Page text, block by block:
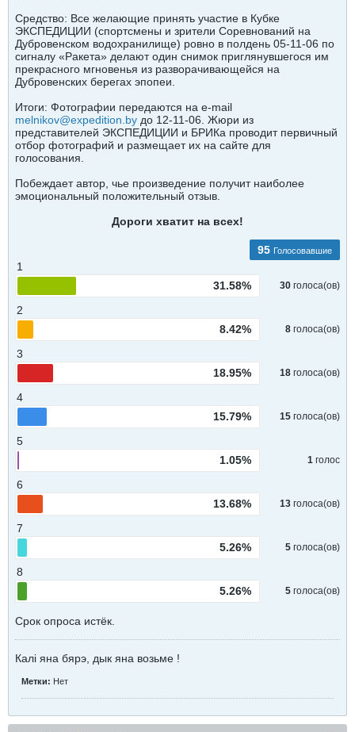
Средство: Все желающие принять участие в Кубке
ЭКСПЕДИЦИИ (спортсмены и зрители Соревнований на
Дубровенском водохранилище) ровно в полдень 05-11-06 по
сигналу «Ракета» делают один снимок приглянувшегося им
прекрасного мгновенья из разворачивающейся на
Дубровенских берегах эпопеи.
Итоги: Фотографии передаются на e-mail
melnikov@expedition.by до 12-11-06. Жюри из
представителей ЭКСПЕДИЦИИ и БРИКа проводит первичный
отбор фотографий и размещает их на сайте для
голосования.
Побеждает автор, чье произведение получит наиболее
эмоциональный положительный отзыв.
Дороги хватит на всех!
95 Голосовавшие
1
31.58%
30 голоса(ов)
2
8.42%
8 голоса(ов)
3
18.95%
18 голоса(ов)
4
15.79%
15 голоса(ов)
5
1.05%
1 голос
6
13.68%
13 голоса(ов)
7
5.26%
5 голоса(ов)
8
5.26%
5 голоса(ов)
Срок опроса истёк.
Калi яна бярэ, дык яна возьме !
Метки: Нет